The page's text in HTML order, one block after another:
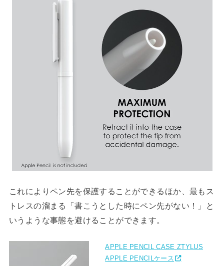
これによりペン先を保護することができるほか、最もス
トレスの溜まる「書こうとした時にペン先がない！」と
いうような事態を避けることができます。
APPLE PENCIL CASE ZTYLUS
APPLE PENCILケース